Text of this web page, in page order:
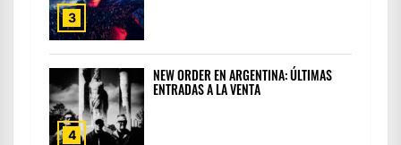
3
4
NEW ORDER EN ARGENTINA: ÚLTIMAS
ENTRADAS A LA VENTA